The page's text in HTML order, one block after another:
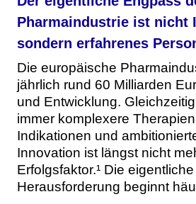
Pharmaindustrie ist nicht
sondern erfahrenes
Die europäische
jährlich rund 60 Milliarden
und Entwicklung.
immer komplexere
Indikationen und
Innovation ist längst nicht
Erfolgsfaktor.¹ Die eigentliche
Herausforderung beginnt